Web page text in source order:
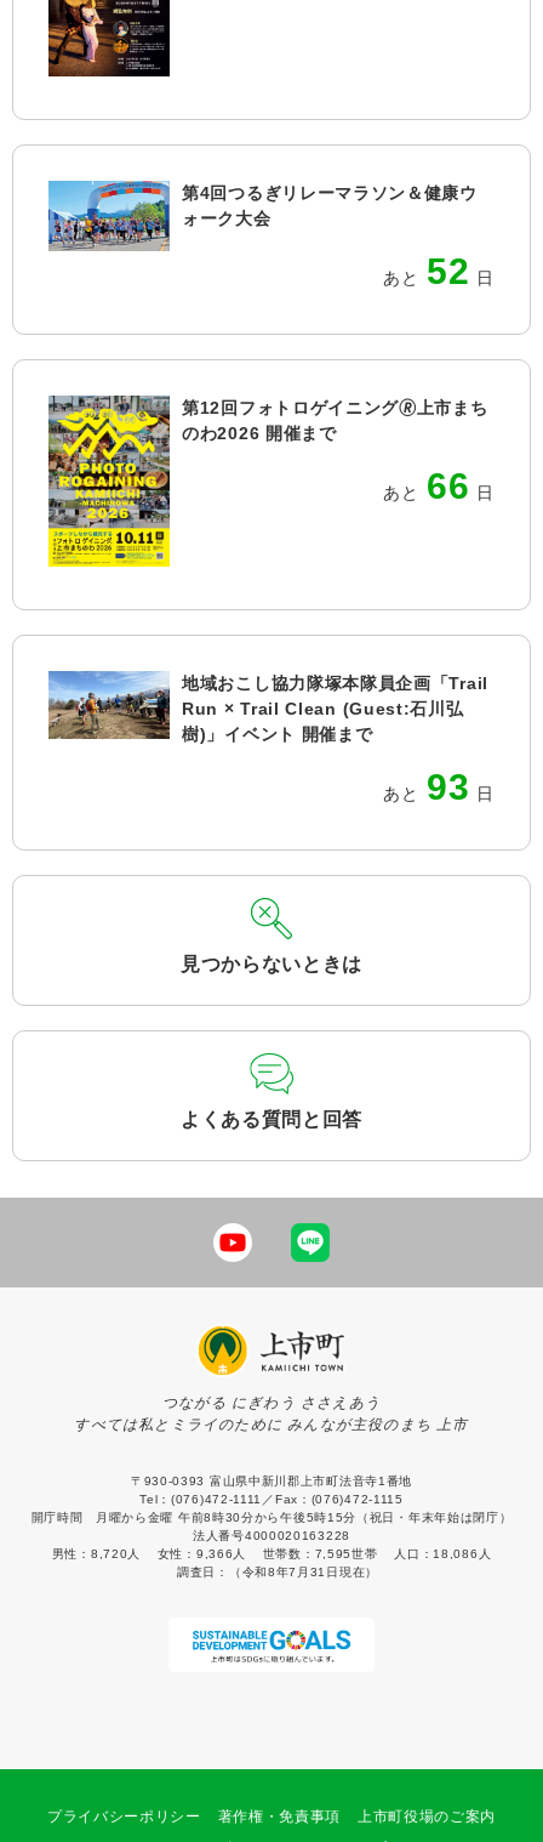
第4回つるぎリレーマラソン＆健康ウ
ォーク大会
あと 52 日
第12回フォトロゲイニング🄬上市まち
のわ2026 開催まで
あと 66 日
地域おこし協力隊塚本隊員企画「Trail
Run × Trail Clean (Guest:石川弘
樹)」イベント 開催まで
あと 93 日
見つからないときは
よくある質問と回答
つながる にぎわう ささえあう
すべては私とミライのために みんなが主役のまち 上市
〒930-0393 富山県中新川郡上市町法音寺1番地
Tel：(076)472-1111／Fax：(076)472-1115
開庁時間 月曜から金曜 午前8時30分から午後5時15分（祝日・年末年始は閉庁）
法人番号4000020163228
男性： 8,720人 女性： 9,366人 世帯数： 7,595世帯 人口： 18,086人
調査日：
（令和8年7月31日現在）
プライバシーポリシー 著作権・免責事項
上市町役場のご案内